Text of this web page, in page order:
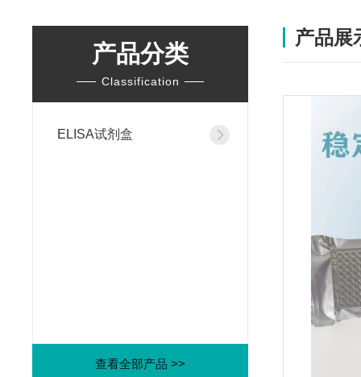
产品分类
Classification
ELISA试剂盒
查看全部产品 >>
产品展